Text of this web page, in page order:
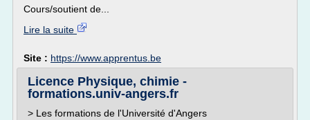
Cours/soutient de...
Lire la suite
Site : https://www.apprentus.be
Licence Physique, chimie -
formations.univ-angers.fr
> Les formations de l'Université d'Angers